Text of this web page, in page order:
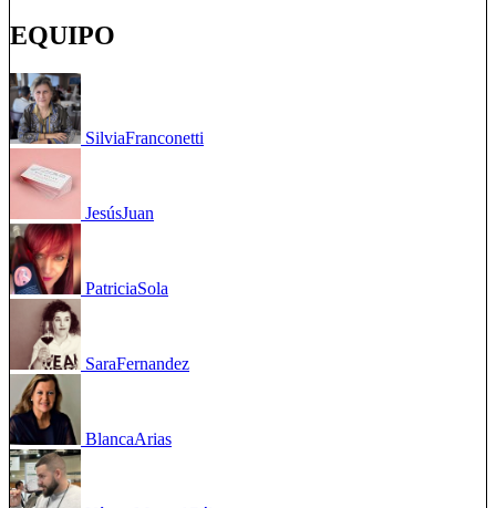
EQUIPO
SilviaFranconetti
JesúsJuan
PatriciaSola
SaraFernandez
BlancaArias